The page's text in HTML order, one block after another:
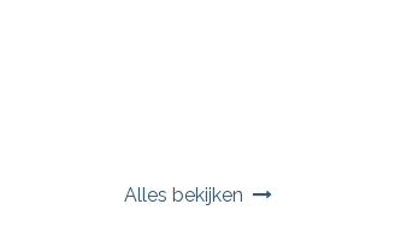
Alles bekijken